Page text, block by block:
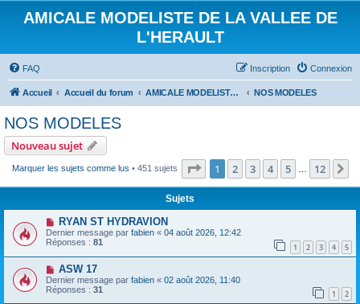
AMICALE MODELISTE DE LA VALLEE DE
L'HERAULT
FAQ Connexion
Inscription
Accueil Accueil du forum AMICALE MODELISTE DE LA VALLEE DE L'HERAULT NOS MODELES
NOS MODELES
Nouveau sujet
Marquer les sujets comme lus • 451 sujets Page 1sur12
1 2 3 4 5 12
Sujets
RYAN ST HYDRAVION
Dernier message par fabien « 04 août 2026, 12:42
Réponses : 81 1 2 3 4 5
ASW 17
Dernier message par fabien « 02 août 2026, 11:40
Réponses : 31 1 2